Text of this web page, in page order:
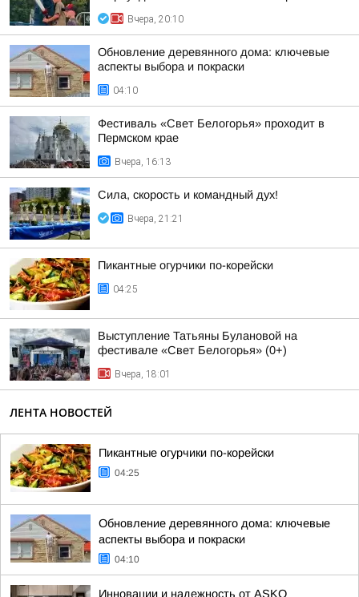
Вчера, 20:10
Обновление деревянного дома: ключевые
аспекты выбора и покраски
04:10
Фестиваль «Свет Белогорья» проходит в
Пермском крае
Вчера, 16:13
Сила, скорость и командный дух!
Вчера, 21:21
Пикантные огурчики по-корейски
04:25
Выступление Татьяны Булановой на
фестивале «Свет Белогорья» (0+)
Вчера, 18:01
ЛЕНТА НОВОСТЕЙ
Пикантные огурчики по-корейски
04:25
Обновление деревянного дома: ключевые
аспекты выбора и покраски
04:10
Инновации и надежность от ASKO